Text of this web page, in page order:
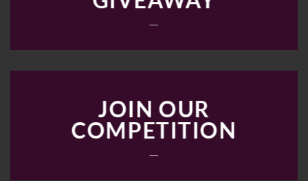
JOIN OUR
COMPETITION